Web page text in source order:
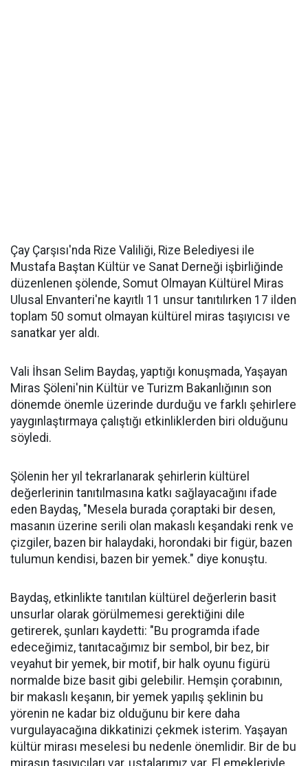
Çay Çarşısı'nda Rize Valiliği, Rize Belediyesi ile
Mustafa Baştan Kültür ve Sanat Derneği işbirliğinde
düzenlenen şölende, Somut Olmayan Kültürel Miras
Ulusal Envanteri'ne kayıtlı 11 unsur tanıtılırken 17 ilden
toplam 50 somut olmayan kültürel miras taşıyıcısı ve
sanatkar yer aldı.
Vali İhsan Selim Baydaş, yaptığı konuşmada, Yaşayan
Miras Şöleni'nin Kültür ve Turizm Bakanlığının son
dönemde önemle üzerinde durduğu ve farklı şehirlere
yaygınlaştırmaya çalıştığı etkinliklerden biri olduğunu
söyledi.
Şölenin her yıl tekrarlanarak şehirlerin kültürel
değerlerinin tanıtılmasına katkı sağlayacağını ifade
eden Baydaş, "Mesela burada çoraptaki bir desen,
masanın üzerine serili olan makaslı keşandaki renk ve
çizgiler, bazen bir halaydaki, horondaki bir figür, bazen
tulumun kendisi, bazen bir yemek." diye konuştu.
Baydaş, etkinlikte tanıtılan kültürel değerlerin basit
unsurlar olarak görülmemesi gerektiğini dile
getirerek, şunları kaydetti: "Bu programda ifade
edeceğimiz, tanıtacağımız bir sembol, bir bez, bir
veyahut bir yemek, bir motif, bir halk oyunu figürü
normalde bize basit gibi gelebilir. Hemşin çorabının,
bir makaslı keşanın, bir yemek yapılış şeklinin bu
yörenin ne kadar biz olduğunu bir kere daha
vurgulayacağına dikkatinizi çekmek isterim. Yaşayan
kültür mirası meselesi bu nedenle önemlidir. Bir de bu
mirasın taşıyıcıları var, ustalarımız var. El emekleriyle